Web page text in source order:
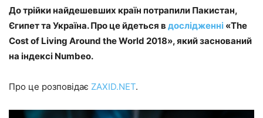
До трійки найдешевших країн потрапили Пакистан,
Єгипет та Україна. Про це йдеться в дослідженні «The
Cost of Living Around the World 2018», який заснований
на індексі Numbeo.
Про це розповідає ZAXID.NET.